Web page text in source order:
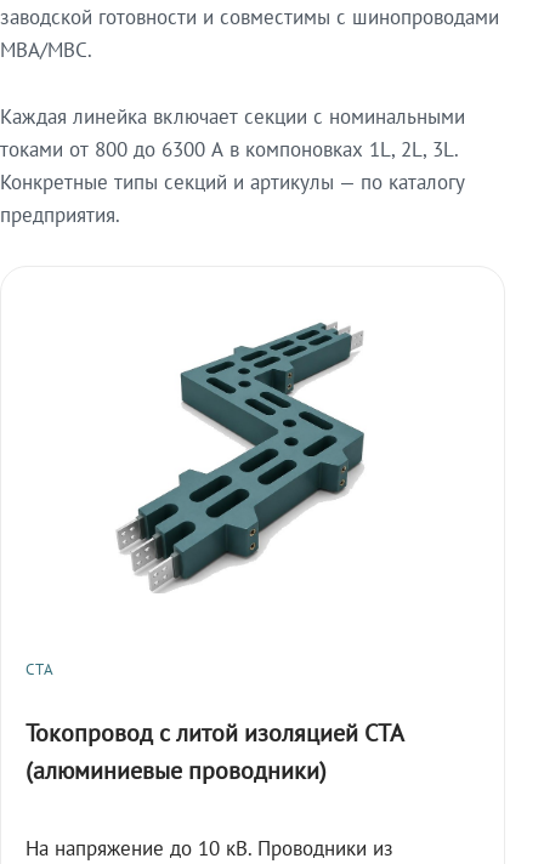
заводской готовности и совместимы с шинопроводами
МВА/МВС.
Каждая линейка включает секции с номинальными
токами от 800 до 6300 А в компоновках 1L, 2L, 3L.
Конкретные типы секций и артикулы — по каталогу
предприятия.
СТА
Токопровод с литой изоляцией СТА
(алюминиевые проводники)
На напряжение до 10 кВ. Проводники из